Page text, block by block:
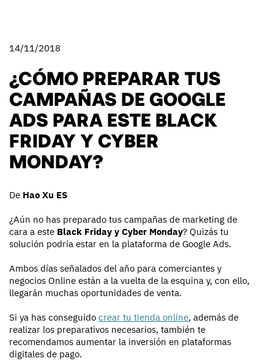
14/11/2018
¿CÓMO PREPARAR TUS
CAMPAÑAS DE GOOGLE
ADS PARA ESTE BLACK
FRIDAY Y CYBER
MONDAY?
De Hao Xu ES
¿Aún no has preparado tus campañas de marketing de
cara a este Black Friday y Cyber Monday? Quizás tu
solución podría estar en la plataforma de Google Ads.
Ambos días señalados del año para comerciantes y
negocios Online están a la vuelta de la esquina y, con ello,
llegarán muchas oportunidades de venta.
Si ya has conseguido crear tu tienda online, además de
realizar los preparativos necesarios, también te
recomendamos aumentar la inversión en plataformas
digitales de pago.